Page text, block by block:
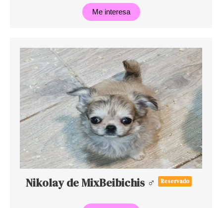
Me interesa
Nikolay de MixBeibichis ♂ Reservado